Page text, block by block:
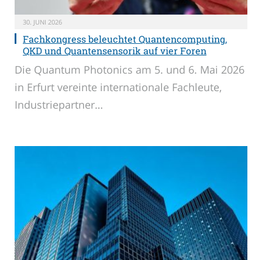
30. JUNI 2026
Fachkongress beleuchtet Quantencomputing,
QKD und Quantensensorik auf vier Foren
Die Quantum Photonics am 5. und 6. Mai 2026
in Erfurt vereinte internationale Fachleute,
Industriepartner…